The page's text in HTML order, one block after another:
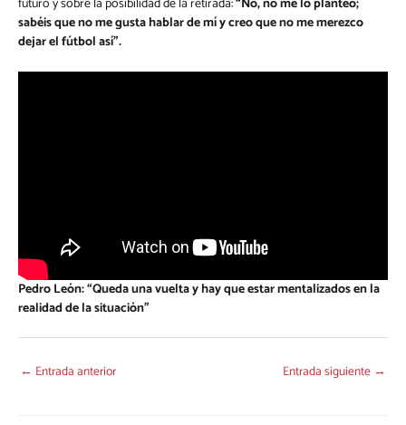
sabéis que no me gusta hablar de mí y creo que no me merezco
dejar el fútbol así”.
Pedro León: “Queda una vuelta y hay que estar mentalizados en la
realidad de la situación”
← Entrada anterior Entrada siguiente →